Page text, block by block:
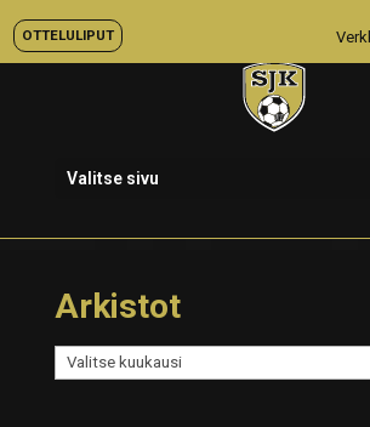
OTTELULIPUT
Valitse sivu
Arkistot
Arkistot